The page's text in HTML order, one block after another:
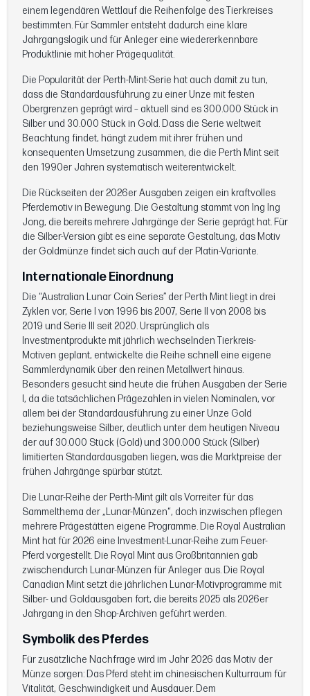
einem legendären Wettlauf die Reihenfolge des Tierkreises
bestimmten. Für Sammler entsteht dadurch eine klare
Jahrgangslogik und für Anleger eine wiedererkennbare
Produktlinie mit hoher Prägequalität.
Die Popularität der Perth-Mint-Serie hat auch damit zu tun,
dass die Standardausführung zu einer Unze mit festen
Obergrenzen geprägt wird – aktuell sind es 300.000 Stück in
Silber und 30.000 Stück in Gold. Dass die Serie weltweit
Beachtung findet, hängt zudem mit ihrer frühen und
konsequenten Umsetzung zusammen, die die Perth Mint seit
den 1990er Jahren systematisch weiterentwickelt.
Die Rückseiten der 2026er Ausgaben zeigen ein kraftvolles
Pferdemotiv in Bewegung. Die Gestaltung stammt von Ing Ing
Jong, die bereits mehrere Jahrgänge der Serie geprägt hat. Für
die Silber-Version gibt es eine separate Gestaltung, das Motiv
der Goldmünze findet sich auch auf der Platin-Variante.
Internationale Einordnung
Die “Australian Lunar Coin Series” der Perth Mint liegt in drei
Zyklen vor, Serie I von 1996 bis 2007, Serie II von 2008 bis
2019 und Serie III seit 2020. Ursprünglich als
Investmentprodukte mit jährlich wechselnden Tierkreis-
Motiven geplant, entwickelte die Reihe schnell eine eigene
Sammlerdynamik über den reinen Metallwert hinaus.
Besonders gesucht sind heute die frühen Ausgaben der Serie
I, da die tatsächlichen Prägezahlen in vielen Nominalen, vor
allem bei der Standardausführung zu einer Unze Gold
beziehungsweise Silber, deutlich unter dem heutigen Niveau
der auf 30.000 Stück (Gold) und 300.000 Stück (Silber)
limitierten Standardausgaben liegen, was die Marktpreise der
frühen Jahrgänge spürbar stützt.
Die Lunar-Reihe der Perth-Mint gilt als Vorreiter für das
Sammelthema der „Lunar-Münzen“, doch inzwischen pflegen
mehrere Prägestätten eigene Programme. Die Royal Australian
Mint hat für 2026 eine Investment-Lunar-Reihe zum Feuer-
Pferd vorgestellt. Die Royal Mint aus Großbritannien gab
zwischendurch Lunar-Münzen für Anleger aus. Die Royal
Canadian Mint setzt die jährlichen Lunar-Motivprogramme mit
Silber- und Goldausgaben fort, die bereits 2025 als 2026er
Jahrgang in den Shop-Archiven geführt werden.
Symbolik des Pferdes
Für zusätzliche Nachfrage wird im Jahr 2026 das Motiv der
Münze sorgen: Das Pferd steht im chinesischen Kulturraum für
Vitalität, Geschwindigkeit und Ausdauer. Dem